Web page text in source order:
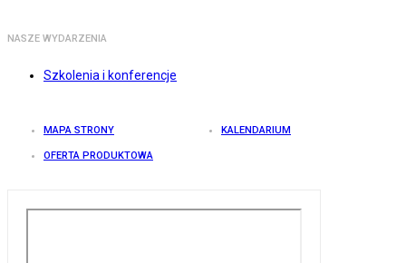
NASZE WYDARZENIA
Szkolenia i konferencje
MAPA STRONY KALENDARIUM
OFERTA PRODUKTOWA